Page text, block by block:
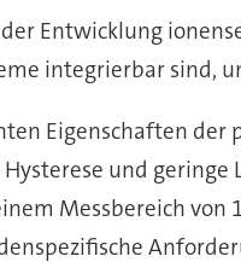
Entwicklung
integrierbar sind,
Eigenschaften
und
Messbereich